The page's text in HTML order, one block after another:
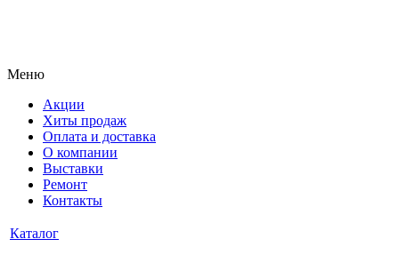
Меню
Акции
Хиты продаж
Оплата и доставка
О компании
Выставки
Ремонт
Контакты
Каталог